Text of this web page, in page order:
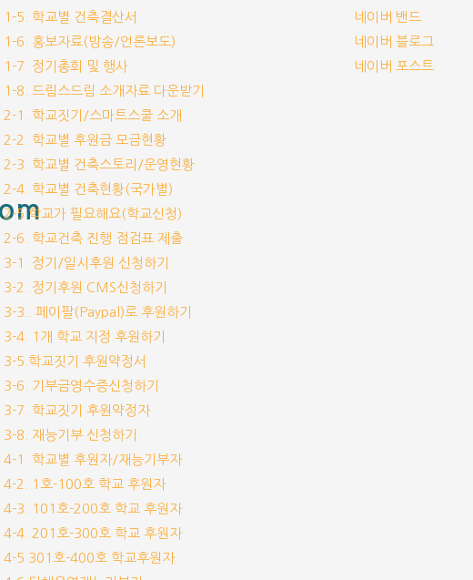
1-5. 학교별 건축결산서
1-6. 홍보자료(방송/언론보도)
1-7. 정기총회 및 행사
1-8. 드림스드림 소개자료 다운받기
2-1. 학교짓기/스마트스쿨 소개
2-2. 학교별 후원금 모금현황
2-3. 학교별 건축스토리/운영현황
2-4. 학교별 건축현황(국가별)
2-5 학교가 필요해요(학교신청)
2-6. 학교건축 진행 점검표 제출
3-1. 정기/일시후원 신청하기
3-2. 정기후원 CMS신청하기
3-3.. 페이팔(Paypal)로 후원하기
3-4. 1개 학교 지정 후원하기
3-5.학교짓기 후원약정서
3-6. 기부금영수증신청하기
3-7. 학교짓기 후원약정자
3-8. 재능기부 신청하기
4-1. 학교별 후원자/재능기부자
4-2. 1호-100호 학교 후원자
4-3. 101호-200호 학교 후원자
4-4. 201호-300호 학교 후원자
4-5 301호-400호 학교후원자
네이버 밴드
네이버 블로그
네이버 포스트